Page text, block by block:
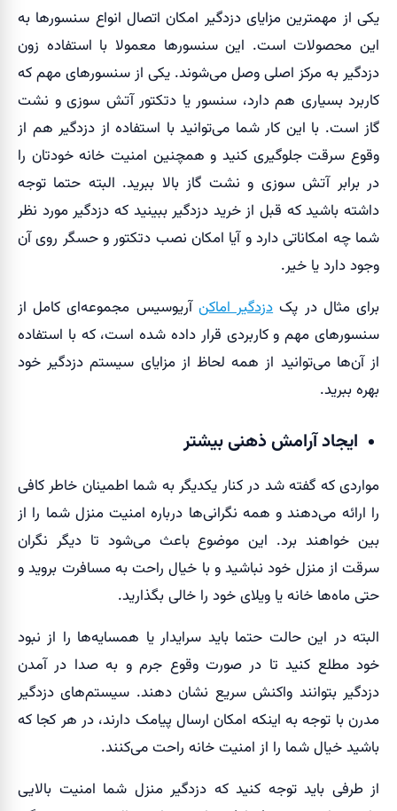
یکی از مهمترین مزایای دزدگیر امکان اتصال انواع سنسورها به
این محصولات است. این سنسورها معمولا با استفاده زون
دزدگیر به مرکز اصلی وصل می‌شوند. یکی از سنسورهای مهم که
کاربرد بسیاری هم دارد، سنسور یا دتکتور آتش سوزی و نشت
گاز است. با این کار شما می‌توانید با استفاده از دزدگیر هم از
وقوع سرقت جلوگیری کنید و همچنین امنیت خانه خودتان را
در برابر آتش سوزی و نشت گاز بالا ببرید. البته حتما توجه
داشته باشید که قبل از خرید دزدگیر ببینید که دزدگیر مورد نظر
شما چه امکاناتی دارد و آیا امکان نصب دتکتور و حسگر روی آن
وجود دارد یا خیر.
برای مثال در پکدزدگیر اماکن آریوسیس مجموعه‌ای کامل از
سنسورهای مهم و کاربردی قرار داده شده است، که با استفاده
از آن‌ها می‌توانید از همه لحاظ از مزایای سیستم دزدگیر خود
بهره ببرید.
ایجاد آرامش ذهنی بیشتر
مواردی که گفته شد در کنار یکدیگر به شما اطمینان خاطر کافی
را ارائه می‌دهند و همه نگرانی‌ها درباره امنیت منزل شما را از
بین خواهند برد. این موضوع باعث می‌شود تا دیگر نگران
سرقت از منزل خود نباشید و با خیال راحت به مسافرت بروید و
حتی ماه‌ها خانه یا ویلای خود را خالی بگذارید.
البته در این حالت حتما باید سرایدار یا همسایه‌ها را از نبود
خود مطلع کنید تا در صورت وقوع جرم و به صدا در آمدن
دزدگیر بتوانند واکنش سریع نشان دهند. سیستم‌های دزدگیر
مدرن با توجه به اینکه امکان ارسال پیامک دارند، در هر کجا که
باشید خیال شما را از امنیت خانه راحت می‌کنند.
از طرفی باید توجه کنید که دزدگیر منزل شما امنیت بالایی